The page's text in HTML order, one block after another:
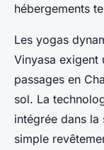
hébergements
Les yogas
Vinyasa exigent
passages en
sol. La
intégrée dans
simple